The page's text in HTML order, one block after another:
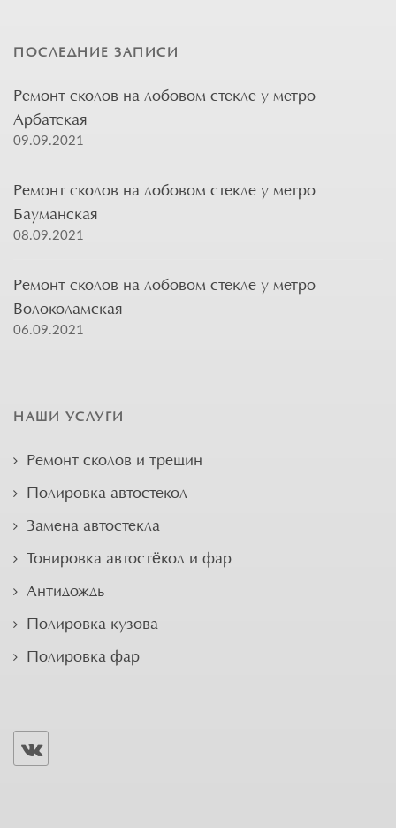
ПОСЛЕДНИЕ ЗАПИСИ
Ремонт сколов на лобовом стекле у метро
Арбатская
09.09.2021
Ремонт сколов на лобовом стекле у метро
Бауманская
08.09.2021
Ремонт сколов на лобовом стекле у метро
Волоколамская
06.09.2021
НАШИ УСЛУГИ
Ремонт сколов и трещин
Полировка автостекол
Замена автостекла
Тонировка автостёкол и фар
Антидождь
Полировка кузова
Полировка фар